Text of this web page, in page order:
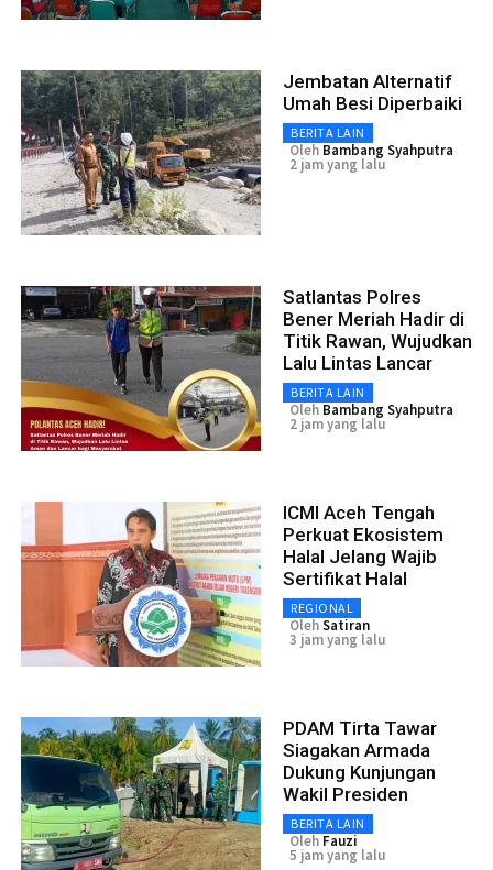
Jembatan Alternatif
Umah Besi Diperbaiki
BERITA LAIN
Oleh Bambang Syahputra
2 jam yang lalu
Satlantas Polres
Bener Meriah Hadir di
Titik Rawan, Wujudkan
Lalu Lintas Lancar
BERITA LAIN
Oleh Bambang Syahputra
2 jam yang lalu
ICMI Aceh Tengah
Perkuat Ekosistem
Halal Jelang Wajib
Sertifikat Halal
REGIONAL
OlehSatiran
3 jam yang lalu
PDAM Tirta Tawar
Siagakan Armada
Dukung Kunjungan
Wakil Presiden
BERITA LAIN
Oleh Fauzi
5 jam yang lalu